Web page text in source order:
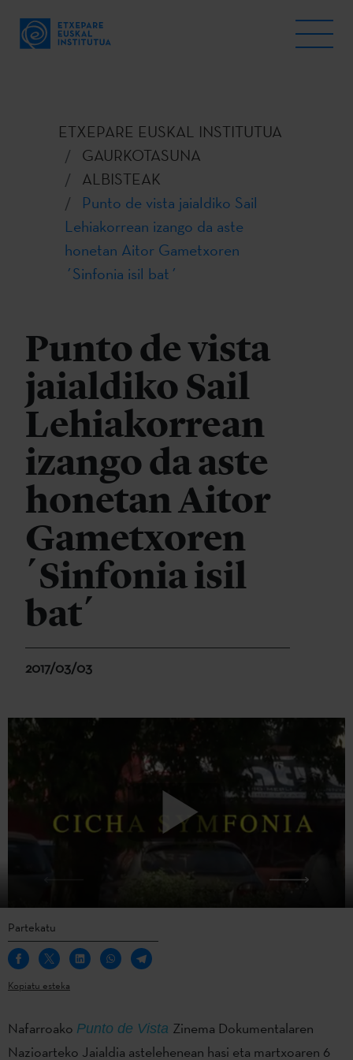
ETXEPARE EUSKAL INSTITUTUA
GAURKOTASUNA
ALBISTEAK
Punto de vista jaialdiko Sail
Lehiakorrean izango da aste
honetan Aitor Gametxoren
´Sinfonia isil bat´
Punto de vista
jaialdiko Sail
Lehiakorrean
izango da aste
honetan Aitor
Gametxoren
´Sinfonia isil
bat´
2017/03/03
Partekatu
Kopiatu esteka
Nafarroako Punto de Vista Zinema Dokumentalaren
Nazioarteko Jaialdia astelehenean hasi eta martxoaren 6